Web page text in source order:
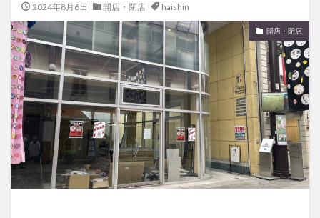
2024年8月6日 開店・閉店 haishin
開店・閉店
OPA
Paypay PR TOKIPO
あじさい
いちご うみたまご
おでかけ
お土産
お弁当 かき氷
からあげ
くじゅう連山
ねとらぼ
ひまわり
ふるさと納税
まつり まとめ
みかん
むし湯
わさだタウン
わったん
アイススケート
アウトドア
アサイーボウル
アフリカンサファリ
アミュプラザおおいた
アレンジレシピ
アートプラザ
イタリア料理